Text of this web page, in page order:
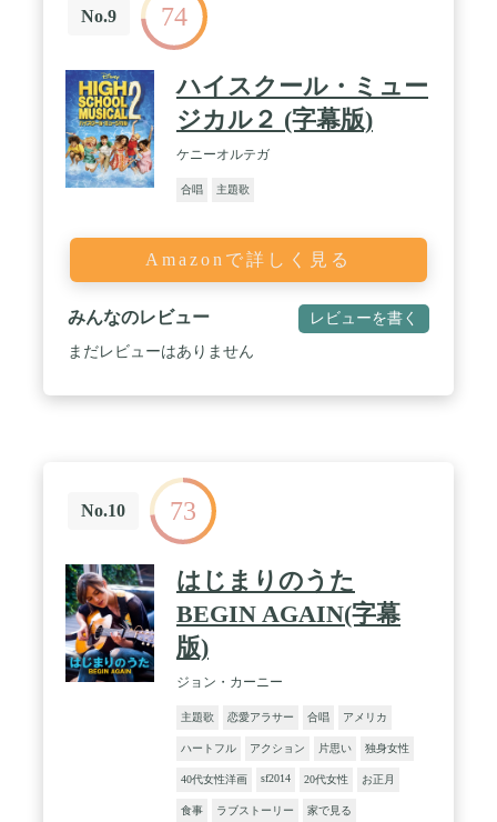
No.9 74
ハイスクール・ミュー
ジカル２ (字幕版)
ケニーオルテガ
合唱 主題歌
Amazonで詳しく見る
みんなのレビュー レビューを書く
まだレビューはありません
No.10 73
はじまりのうた
BEGIN AGAIN(字幕
版)
ジョン・カーニー
主題歌 恋愛アラサー 合唱 アメリカ
ハートフル アクション 片思い 独身女性
40代女性洋画 sf2014 20代女性 お正月
食事 ラブストーリー 家で見る